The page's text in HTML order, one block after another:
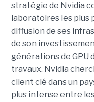
stratégie de Nvidia
laboratoires les plus
diffusion de ses
de son
générations de GPU
travaux. Nvidia
client clé dans un
plus intense entre